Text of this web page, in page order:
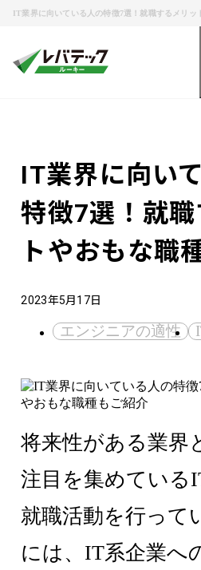
IT業界に向いている人の特徴7選！就職するメリッ
エ
IT業界に向い
特徴7選！就
トやおもな職
2023年5月17日
エンジニアの適性
将来性がある業界
注目を集めている
就職活動を行って
には、IT系企業へ